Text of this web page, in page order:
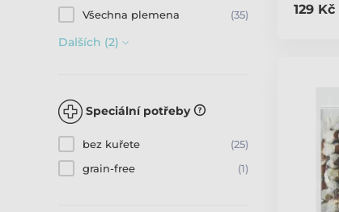
Všechna plemena
(35)
Dalších (2)
Speciální potřeby
bez kuřete
(25)
grain-free
(1)
129 Kč